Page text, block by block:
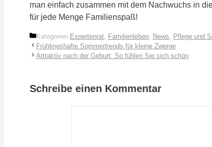
man einfach zusammen mit dem Nachwuchs in
für jede Menge Familienspaß!
Kategorien Expertenrat, Familienleben, News, Pflege und
Frühlingshafte Sommertrends für kleine Zwerge
Attraktiv nach der Geburt: So fühlen Sie sich schön
Schreibe einen Kommentar